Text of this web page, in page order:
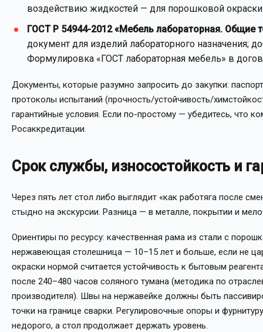
воздействию жидкостей — для порошковой
ГОСТ Р 54944-2012 «Мебель лабораторная. Общие
документ для изделий лабораторного назначения;
Формулировка «ГОСТ лабораторная мебель» в
Документы, которые разумно запросить до закупки:
протоколы испытаний (прочность/устойчивость/
гарантийные условия. Если по-простому — убедитесь, что
Росаккредитации.
Срок службы, износостойкость и
Через пять лет стол либо выглядит «как работяга после
стыдно на экскурсии. Разница — в металле, покрытии и
Ориентиры по ресурсу: качественная рама из стали с
нержавеющая столешница — 10–15 лет и больше, если не
окраски нормой считается устойчивость к бытовым
после 240–480 часов соляного тумана (методика по
производителя). Швы на нержавейке должны быть
точки на границе сварки. Регулировочные опоры и
недорого, а стол продолжает держать уровень.